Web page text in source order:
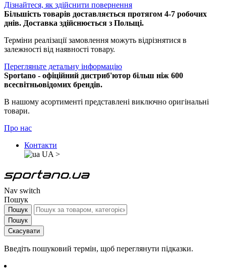
Дізнайтеся, як здійснити повернення
Більшість товарів доставляється протягом 4-7 робочих
днів. Доставка здійснюється з Польщі.
Терміни реалізації замовлення можуть відрізнятися в
залежності від наявності товару.
Перегляньте детальну інформацію
Sportano - офіційний дистриб'ютор більш ніж 600
всесвітньовідомих брендів.
В нашому асортименті представлені виключно оригінальні
товари.
Про нас
Контакти
UA >
Nav switch
Пошук
Пошук
Пошук
Скасувати
Введіть пошуковий термін, щоб переглянути підказки.